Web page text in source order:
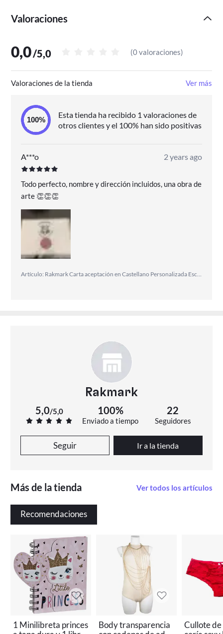
Valoraciones
0,0/5,0 (0 valoraciones)
Valoraciones de la tienda Ver más
Esta tienda ha recibido 1 valoraciones de
otros clientes y el 100% han sido positivas
A***o 2 years ago
Todo perfecto, nombre y dirección incluidos, una obra de
arte 👏👏👏
Artículo: Rakmark Carta aceptación en Castellano Personalizada Escuela de Magia ticket Dorado en 3D
Rakmark
5,0/5,0 100%
Enviado a tiempo
22
Seguidores
Seguir Ir a la tienda
Más de la tienda Ver todos los artículos
Recomendaciones
1 Minilibreta princes
Body transparencia
Cullote de